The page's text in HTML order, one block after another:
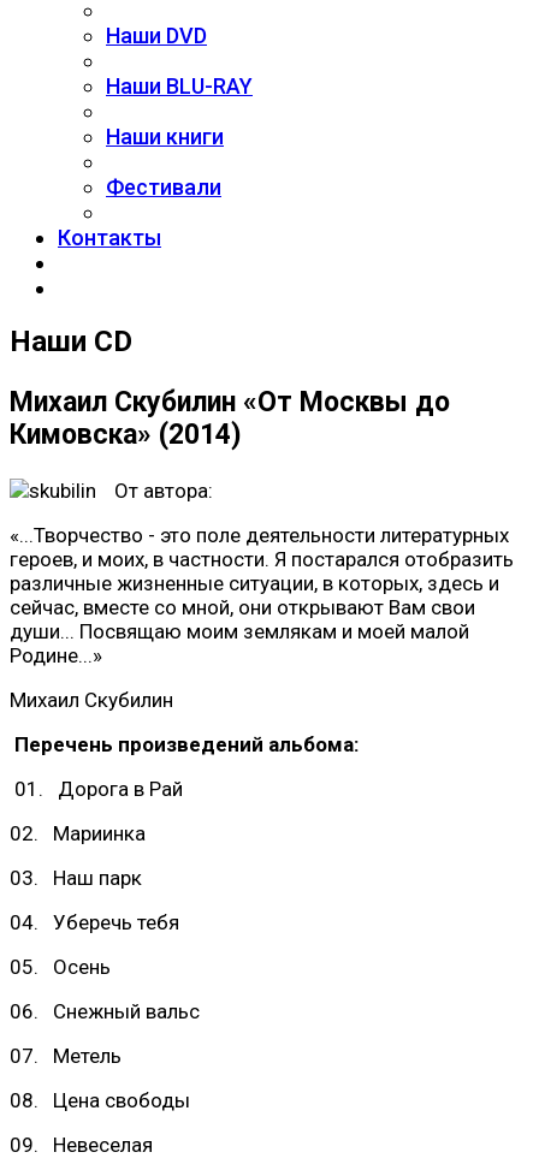
Наши DVD
Наши BLU-RAY
Наши книги
Фестивали
Контакты
Наши CD
Михаил Скубилин «От Москвы до
Кимовска» (2014)
От автора:
«...Творчество - это поле деятельности литературных
героев, и моих, в частности. Я постарался отобразить
различные жизненные ситуации, в которых, здесь и
сейчас, вместе со мной, они открывают Вам свои
души... Посвящаю моим землякам и моей малой
Родине...»
Михаил Скубилин
Перечень произведений альбома:
01. Дорога в Рай
02. Мариинка
03. Наш парк
04. Уберечь тебя
05. Осень
06. Снежный вальс
07. Метель
08. Цена свободы
09. Невеселая